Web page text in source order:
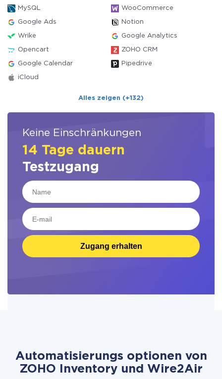
MySQL WooCommerce
Google Ads Notion
Wrike Google Analytics
Opencart ZOHO CRM
Google Calendar Pipedrive
iCloud
Alles zeigen (+132)
Keine Einschränkungen
14 Tage dauern
Testzugang
Zugang erhalten
Automatisierungs optionen von
ZOHO Inventory und Wire2Air